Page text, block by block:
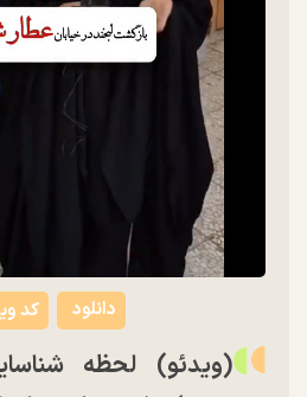
کد دانلود
(ویدئو) لحظه